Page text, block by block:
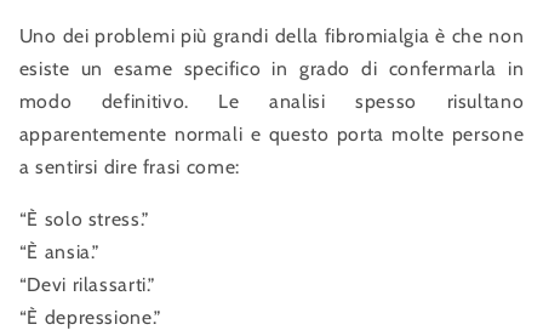
Uno dei problemi più grandi della fibromialgia è che non
esiste un esame specifico in grado di confermarla in
modo definitivo. Le analisi spesso risultano
apparentemente normali e questo porta molte persone
a sentirsi dire frasi come:
“È solo stress.”
“È ansia.”
“Devi rilassarti.”
“È depressione.”